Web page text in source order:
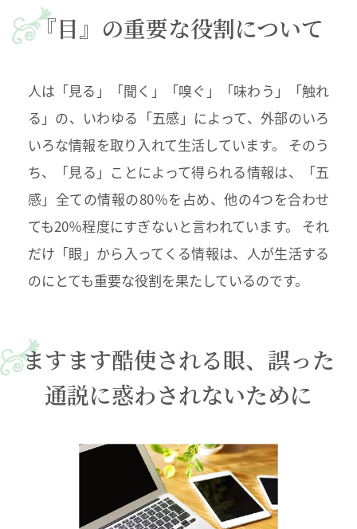
『目』の重要な役割について
人は「見る」「聞く」「嗅ぐ」「味わう」「触れ
る」の、いわゆる「五感」によって、外部のいろ
いろな情報を取り入れて生活しています。 そのう
ち、「見る」ことによって得られる情報は、「五
感」全ての情報の80％を占め、他の4つを合わせ
ても20％程度にすぎないと言われています。 それ
だけ「眼」から入ってくる情報は、人が生活する
のにとても重要な役割を果たしているのです。
ますます酷使される眼、誤った
通説に惑わされないために